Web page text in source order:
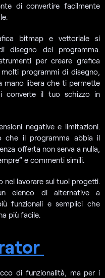
di convertire facilmente
bitmap e vettoriale si
disegno del programma.
per creare grafica
programmi di disegno,
mano libera che ti permette
converte il tuo schizzo in
negative e limitazioni.
che il programma abbia il
offerta non serva a nulla,
e commenti simili.
lavorare sui tuoi progetti.
elenco di alternative a
funzionali e semplici che
più facile.
di funzionalità, ma per i